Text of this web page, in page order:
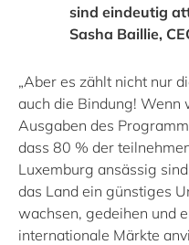
sind eindeutig
Sasha Baillie,
„Aber es zählt nicht nur
auch die Bindung!
Ausgaben des
dass 80 % der
Luxemburg ansässig
das Land ein günstiges
wachsen, gedeihen und
internationale Märkte